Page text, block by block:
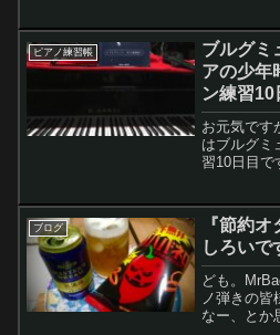
で音を確
た。
ピアノ練習帳
ブルグミ
アの少年
ン練習10
お元気です
はブルグミ
習10日目で
練前回の
ったことを
ブログ
『節約
しろいで
ども。
ノ弾きの皆
なー、とか